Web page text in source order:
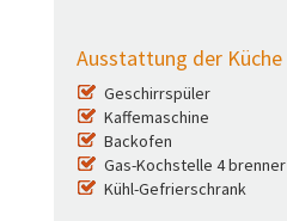
Ausstattung der Küche
Geschirrspüler
Kaffemaschine
Backofen
Gas-Kochstelle 4 brenner
Kühl-Gefrierschrank